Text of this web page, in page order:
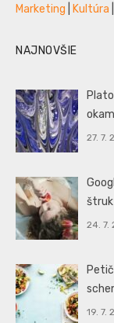
Marketing
Kultúra
NAJNOVŠIE
27. 7.
24. 7.
19. 7.